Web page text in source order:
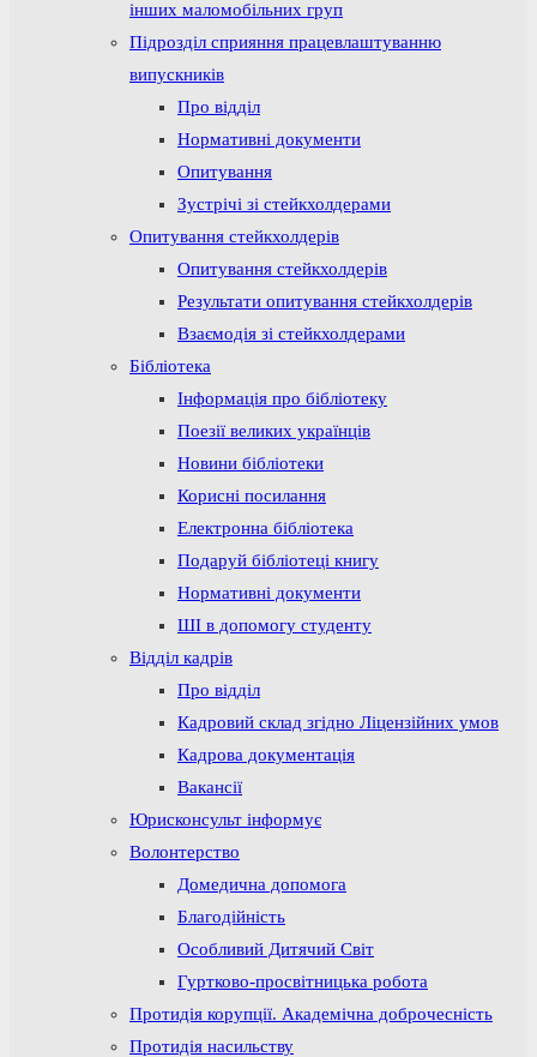
інших маломобільних груп
Підрозділ сприяння працевлаштуванню
випускників
Про відділ
Нормативні документи
Опитування
Зустрічі зі стейкхолдерами
Опитування стейкхолдерів
Опитування стейкхолдерів
Результати опитування стейкхолдерів
Взаємодія зі стейкхолдерами
Бібліотека
Інформація про бібліотеку
Поезії великих українців
Новини бібліотеки
Корисні посилання
Електронна бібліотека
Подаруй бібліотеці книгу
Нормативні документи
ШІ в допомогу студенту
Відділ кадрів
Про відділ
Кадровий склад згідно Ліцензійних умов
Кадрова документація
Вакансії
Юрисконсульт інформує
Волонтерство
Домедична допомога
Благодійність
Особливий Дитячий Світ
Гуртково-просвітницька робота
Протидія корупції. Академічна доброчесність
Протидія насильству